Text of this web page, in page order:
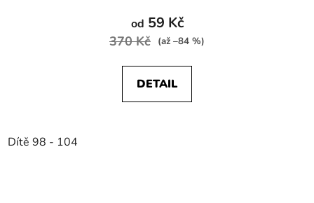
od 59 Kč
370 Kč (až –84 %)
DETAIL
Dítě 98 - 104